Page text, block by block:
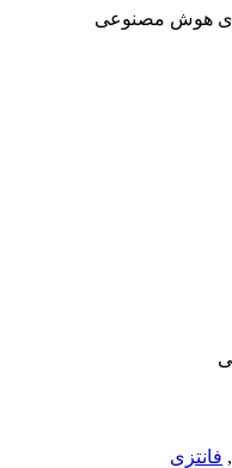
, فانتزی